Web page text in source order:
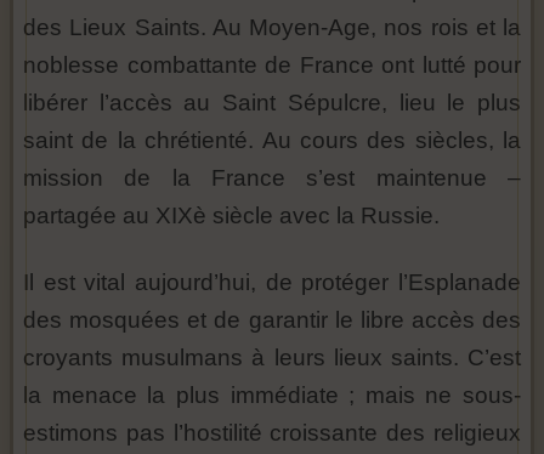
des Lieux Saints. Au Moyen-Age, nos rois et la
noblesse combattante de France ont lutté pour
libérer l’accès au Saint Sépulcre, lieu le plus
saint de la chrétienté. Au cours des siècles, la
mission de la France s’est maintenue –
partagée au XIXè siècle avec la Russie.
Il est vital aujourd’hui, de protéger l’Esplanade
des mosquées et de garantir le libre accès des
croyants musulmans à leurs lieux saints. C’est
la menace la plus immédiate ; mais ne sous-
estimons pas l’hostilité croissante des religieux